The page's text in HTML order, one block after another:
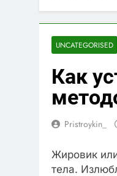
UNCATEGORISED
Как
Pristroykin_
Жировик
тела.